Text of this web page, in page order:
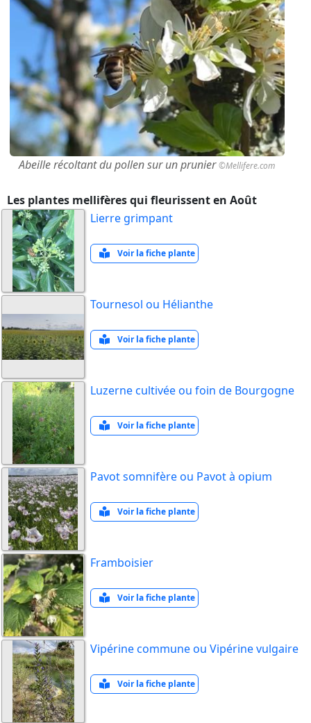
Abeille récoltant du pollen sur un prunier©Mellifere.com
Les plantes mellifères qui fleurissent en Août
Lierre grimpant
Voir la fiche plante
Tournesol ou Hélianthe
Voir la fiche plante
Luzerne cultivée ou foin de Bourgogne
Voir la fiche plante
Pavot somnifère ou Pavot à opium
Voir la fiche plante
Framboisier
Voir la fiche plante
Vipérine commune ou Vipérine vulgaire
Voir la fiche plante